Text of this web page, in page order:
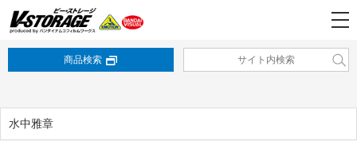
商品検索
水中雅章